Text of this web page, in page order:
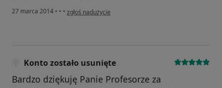
27 marca 2014 • • • w opinii użytkownika Konto zostało usunięte
zgłoś nadużycie
Konto zostało usunięte
Bardzo dziękuję Panie Profesorze za